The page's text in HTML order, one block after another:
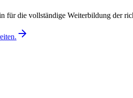
die vollständige Weiterbildung der